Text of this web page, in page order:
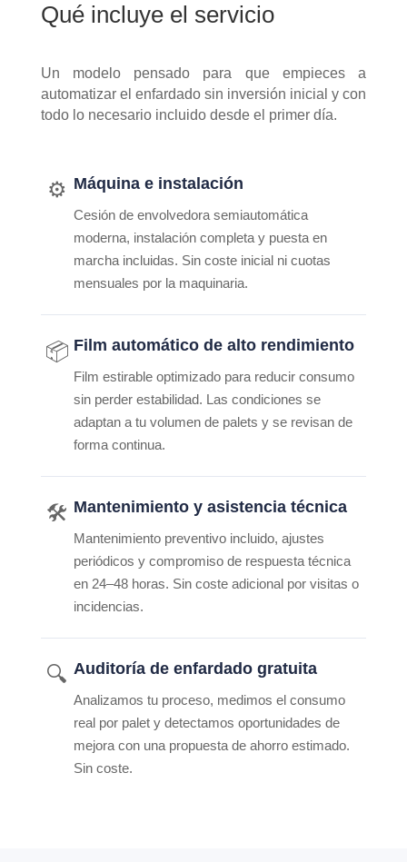
Qué incluye el servicio
Un modelo pensado para que empieces a
automatizar el enfardado sin inversión inicial y con
todo lo necesario incluido desde el primer día.
⚙️ Máquina e instalación
Cesión de envolvedora semiautomática
moderna, instalación completa y puesta en
marcha incluidas. Sin coste inicial ni cuotas
mensuales por la maquinaria.
📦 Film automático de alto rendimiento
Film estirable optimizado para reducir consumo
sin perder estabilidad. Las condiciones se
adaptan a tu volumen de palets y se revisan de
forma continua.
🛠️ Mantenimiento y asistencia técnica
Mantenimiento preventivo incluido, ajustes
periódicos y compromiso de respuesta técnica
en 24–48 horas. Sin coste adicional por visitas o
incidencias.
🔍 Auditoría de enfardado gratuita
Analizamos tu proceso, medimos el consumo
real por palet y detectamos oportunidades de
mejora con una propuesta de ahorro estimado.
Sin coste.